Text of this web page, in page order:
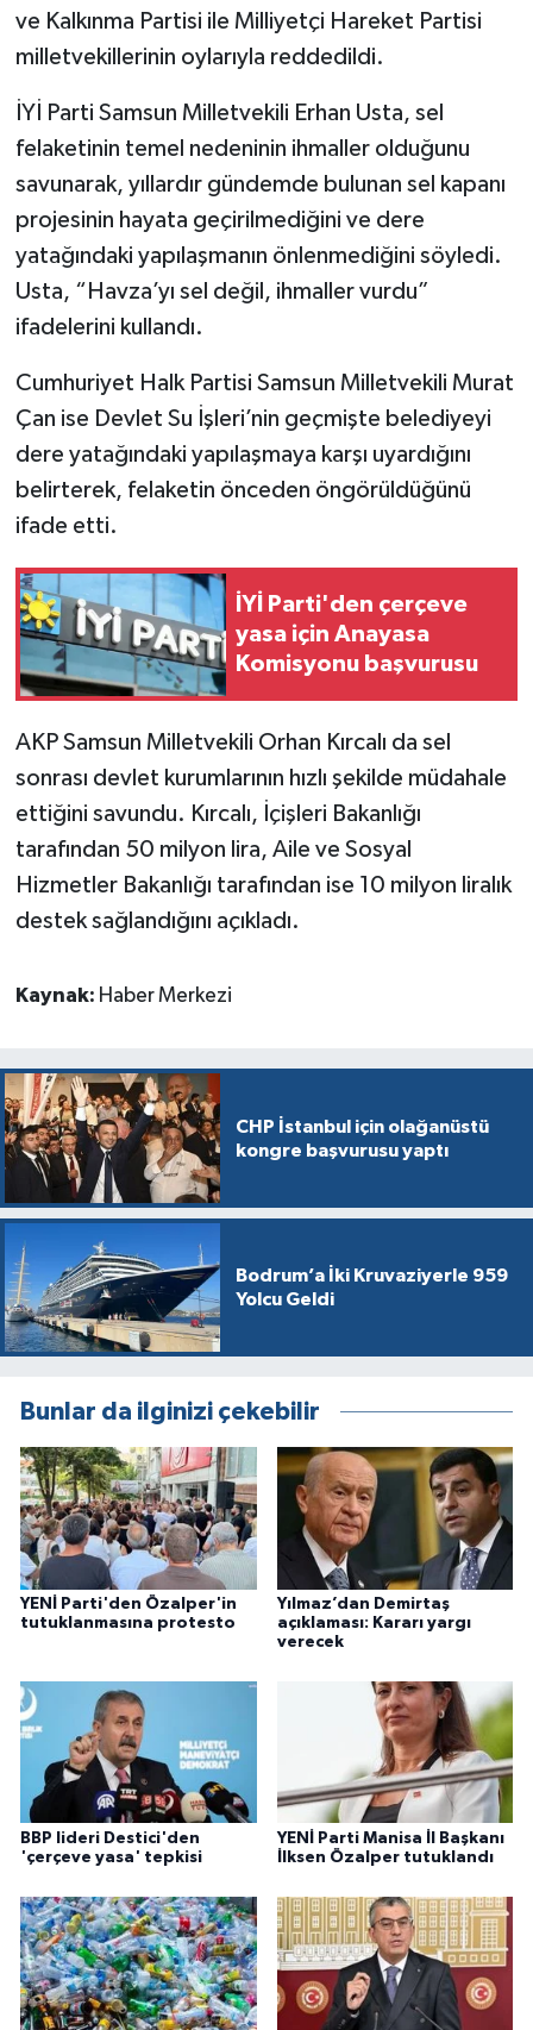
ve Kalkınma Partisi ile Milliyetçi Hareket Partisi
milletvekillerinin oylarıyla reddedildi.
İYİ Parti Samsun Milletvekili Erhan Usta, sel
felaketinin temel nedeninin ihmaller olduğunu
savunarak, yıllardır gündemde bulunan sel kapanı
projesinin hayata geçirilmediğini ve dere
yatağındaki yapılaşmanın önlenmediğini söyledi.
Usta, “Havza’yı sel değil, ihmaller vurdu”
ifadelerini kullandı.
Cumhuriyet Halk Partisi Samsun Milletvekili Murat
Çan ise Devlet Su İşleri’nin geçmişte belediyeyi
dere yatağındaki yapılaşmaya karşı uyardığını
belirterek, felaketin önceden öngörüldüğünü
ifade etti.
İYİ Parti'den çerçeve
yasa için Anayasa
Komisyonu başvurusu
AKP Samsun Milletvekili Orhan Kırcalı da sel
sonrası devlet kurumlarının hızlı şekilde müdahale
ettiğini savundu. Kırcalı, İçişleri Bakanlığı
tarafından 50 milyon lira, Aile ve Sosyal
Hizmetler Bakanlığı tarafından ise 10 milyon liralık
destek sağlandığını açıkladı.
Kaynak: Haber Merkezi
CHP İstanbul için olağanüstü
kongre başvurusu yaptı
Bodrum’a İki Kruvaziyerle 959
Yolcu Geldi
Bunlar da ilginizi çekebilir
YENİ Parti'den Özalper'in
tutuklanmasına protesto
Yılmaz’dan Demirtaş
açıklaması: Kararı yargı
verecek
BBP lideri Destici'den
'çerçeve yasa' tepkisi
YENİ Parti Manisa İl Başkanı
İlksen Özalper tutuklandı